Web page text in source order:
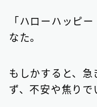
関東地方の消費者
近畿地方の消費者
「ハローハッピ
なた。
もしかすると、急
ず、不安や焦りで